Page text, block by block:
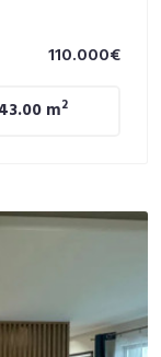
110.000€
43.00 m2